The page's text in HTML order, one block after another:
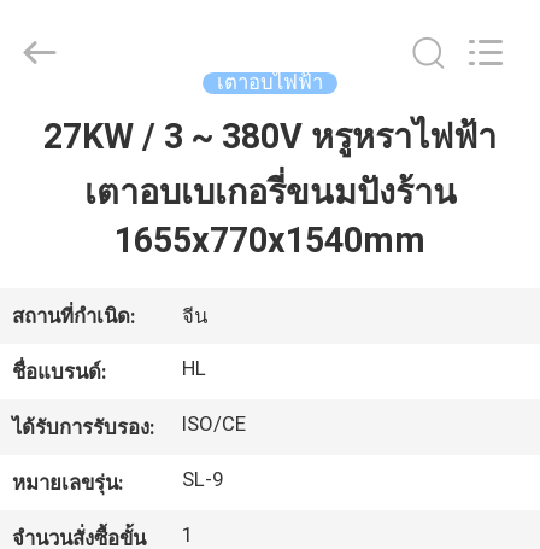
บ้าน
วิดีโอ
เกี่ยว
กับ
เรา
Guangzhou
IMO
Reserved.
เตาอบไฟฟ้า
27KW / 3 ~ 380V หรูหราไฟฟ้า
เตาอบเบเกอรี่ขนมปังร้าน
1655x770x1540mm
สถานที่กำเนิด: จีน
ชื่อแบรนด์: HL
ได้รับการรับรอง: ISO/CE
หมายเลขรุ่น: SL-9
จำนวนสั่งซื้อขั้น
1